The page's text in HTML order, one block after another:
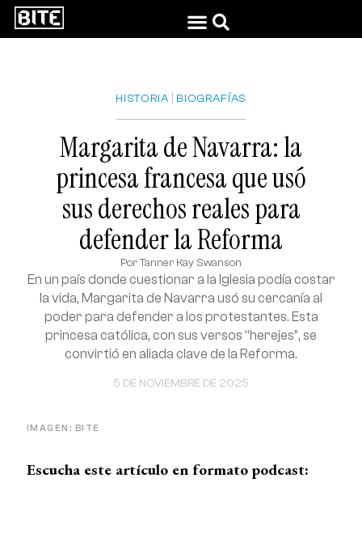
HISTORIA BIOGRAFÍAS
Margarita de Navarra: la
princesa francesa que usó
sus derechos reales para
defender la Reforma
PorTanner Kay Swanson
5 DE NOVIEMBRE DE 2025
En un país donde cuestionar a la Iglesia podía costar
la vida, Margarita de Navarra usó su cercanía al
poder para defender a los protestantes. Esta
princesa católica, con sus versos “herejes”, se
convirtió en aliada clave de la Reforma.
IMAGEN: BITE
Escucha este artículo en formato podcast: